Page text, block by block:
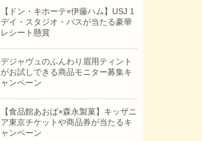
【ドン・キホーテ×伊藤ハム】USJ 1
デイ・スタジオ・パスが当たる豪華
レシート懸賞
デジャヴュのふんわり眉用ティント
がお試しできる商品モニター募集キ
ャンペーン
【食品館あおば×森永製菓】キッザニ
ア東京チケットや商品券が当たるキ
ャンペーン